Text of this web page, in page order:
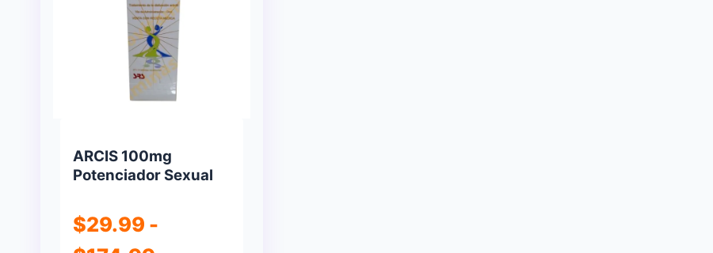
ARCIS 100mg
Potenciador Sexual
$29.99 -